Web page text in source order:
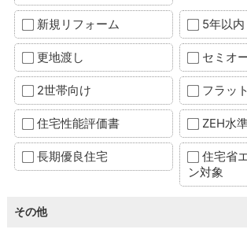
新規リフォーム 5年以
更地渡し セミオ
2世帯向け フラッ
住宅性能評価書 ZEH水
長期優良住宅
住宅省
ン対象
その他